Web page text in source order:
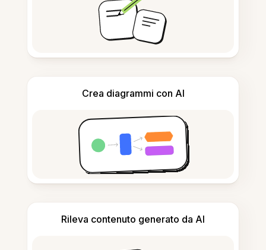
Crea diagrammi con AI
Rileva contenuto generato da AI